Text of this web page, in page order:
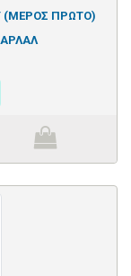
(ΜΕΡΟΣ ΠΡΩΤΟ)